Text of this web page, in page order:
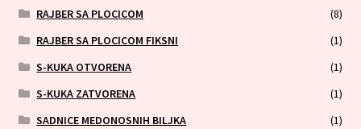
RAJBER SA PLOCICOM
(8)
RAJBER SA PLOCICOM FIKSNI
(1)
S-KUKA OTVORENA
(1)
S-KUKA ZATVORENA
(1)
SADNICE MEDONOSNIH BILJKA
(1)